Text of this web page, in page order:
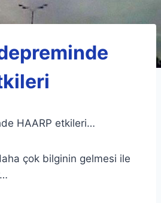
HAARP etkileri…
çok bilginin gelmesi ile